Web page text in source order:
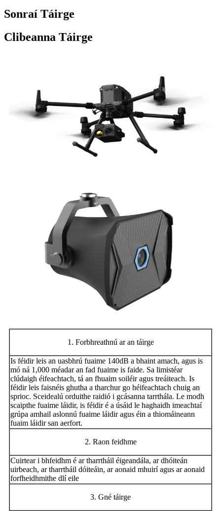
Sonraí Táirge
Clibeanna Táirge
1. Forbhreathnú ar an táirge
Is féidir leis an uasbhrú fuaime 140dB a bhaint amach, agus is
mó ná 1,000 méadar an fad fuaime is faide. Sa limistéar
clúdaigh éifeachtach, tá an fhuaim soiléir agus treáiteach. Is
féidir leis faisnéis ghutha a tharchur go héifeachtach chuig an
sprioc. Sceidealú orduithe raidió i gcásanna tarrthála. Le modh
scaipthe fuaime láidir, is féidir é a úsáid le haghaidh imeachtaí
grúpa amhail aslonnú fuaime láidir agus éin a thiomáineann
fuaim láidir san aerfort.
2. Raon feidhme
Cuirtear i bhfeidhm é ar tharrtháil éigeandála, ar dhóiteán
uirbeach, ar tharrtháil dóiteáin, ar aonaid mhuirí agus ar aonaid
forfheidhmithe dlí eile
3. Gné táirge